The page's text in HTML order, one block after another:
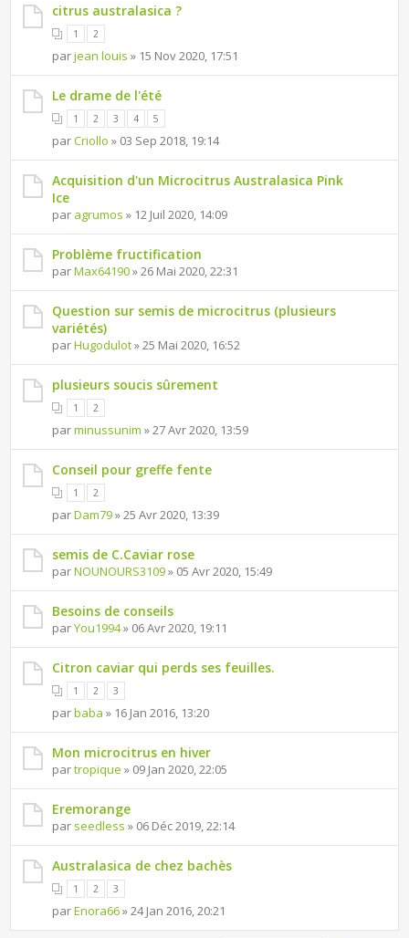
citrus australasica ?
1 2
parjean louis » 15 Nov 2020, 17:51
Le drame de l'été
1 2 3 4 5
parCriollo » 03 Sep 2018, 19:14
Acquisition d'un Microcitrus Australasica Pink
Ice
par agrumos » 12 Juil 2020, 14:09
Problème fructification
parMax64190» 26 Mai 2020, 22:31
Question sur semis de microcitrus (plusieurs
variétés)
parHugodulot» 25 Mai 2020, 16:52
plusieurs soucis sûrement
1 2
parminussunim » 27 Avr 2020, 13:59
Conseil pour greffe fente
1 2
parDam79» 25 Avr 2020, 13:39
semis de C.Caviar rose
parNOUNOURS3109» 05 Avr 2020, 15:49
Besoins de conseils
parYou1994» 06 Avr 2020, 19:11
Citron caviar qui perds ses feuilles.
1 2 3
parbaba » 16 Jan 2016, 13:20
Mon microcitrus en hiver
partropique » 09 Jan 2020, 22:05
Eremorange
par seedless » 06 Déc 2019, 22:14
Australasica de chez bachès
1 2 3
parEnora66» 24 Jan 2016, 20:21